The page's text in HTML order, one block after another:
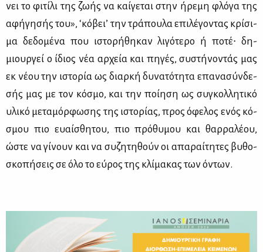
νει το φι­τί­λι της ζω­ής να καί­γε­ται στην ήρε­μη φλό­γα της
αφή­γη­σής του», ‘κό­βει’ την τρά­που­λα επι­λέ­γο­ντας κρί­σι­
μα δε­δο­μέ­να που ιστο­ρή­θη­καν λι­γό­τε­ρο ή πο­τέ∙ δη­
μιουρ­γεί ο ίδιος νέα αρ­χεία και πη­γές, συ­στή­νο­ντάς μας
εκ νέ­ου την ιστο­ρία ως διαρ­κή δυ­να­τό­τη­τα επα­να­σύν­δε­
σής μας με τον κό­σμο, και την ποί­η­ση ως συ­γκολ­λη­τι­κό
υλι­κό με­τα­μόρ­φω­σης της ιστο­ρί­ας, προς όφε­λος ενός κό­
σμου πιο ευαί­σθη­του, πιο πρό­θυ­μου και θαρ­ρα­λέ­ου,
ώστε να γί­νουν και να συ­ζη­τη­θούν οι απα­ραί­τη­τες βυ­θο­
σκο­πή­σεις σε όλο το εύ­ρος της κλί­μα­κας των όντων.